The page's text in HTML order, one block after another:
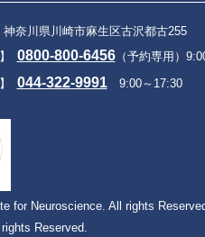
神奈川県川崎市麻生区古沢都古255
0800-800-6456（予約専用）
044-322-99919:00～17:30
for Neuroscience. All rights
Reserved.